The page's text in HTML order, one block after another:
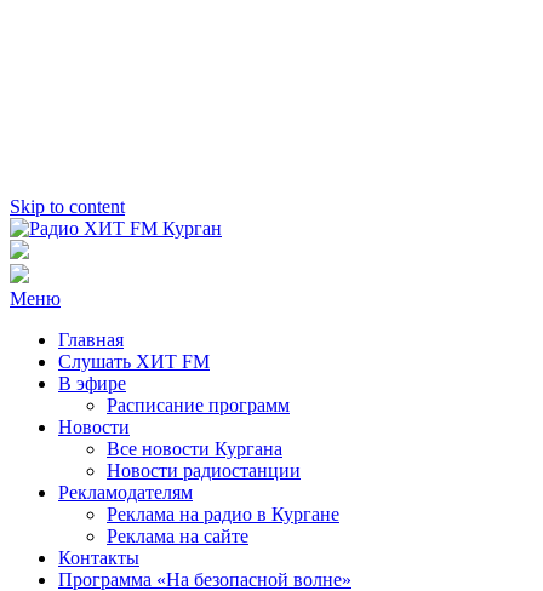
Skip to content
Радио ХИТ FM Курган
103.2 FM
Меню
Главная
Слушать ХИТ FM
В эфире
Расписание программ
Новости
Все новости Кургана
Новости радиостанции
Рекламодателям
Реклама на радио в Кургане
Реклама на сайте
Контакты
Программа «На безопасной волне»